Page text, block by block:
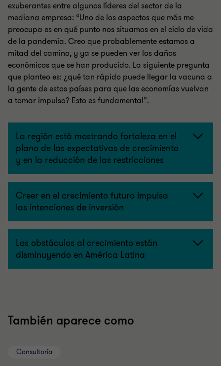
exuberantes entre algunos líderes del sector de la
mediana empresa: “Uno de los aspectos que más me
preocupa es en qué punto nos situamos en el ciclo de vida
de la pandemia. Creo que probablemente estamos a
mitad del camino, y ya se pueden ver los daños
económicos que se han producido. La siguiente pregunta
que planteo es: ¿qué tan rápido puede llegar la vacuna a
la gente de estos países para que las economías vuelvan
a tomar impulso? Esto es fundamental”.
La región está mostrando fortaleza en el
plano de las expectativas de crecimiento
y en la reducción de las restricciones
Creer en el crecimiento futuro impulsa
las intenciones de inversión
Los obstáculos al crecimiento están
disminuyendo en América Latina
También aparece como
Consultoría